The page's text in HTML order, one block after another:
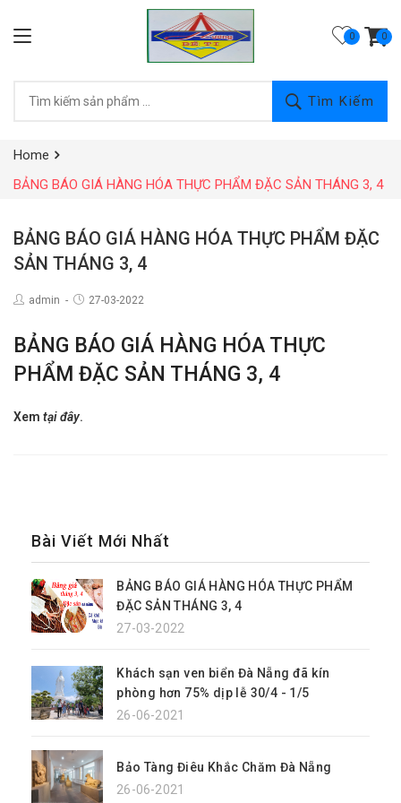
0
Tìm Kiếm
Home
BẢNG BÁO GIÁ HÀNG HÓA THỰC PHẨM ĐẶC SẢN THÁNG 3, 4
BẢNG BÁO GIÁ HÀNG HÓA THỰC PHẨM ĐẶC
SẢN THÁNG 3, 4
admin 27-03-2022
BẢNG BÁO GIÁ HÀNG HÓA THỰC
PHẨM ĐẶC SẢN THÁNG 3, 4
Xem tại đây.
Bài Viết Mới Nhất
BẢNG BÁO GIÁ HÀNG HÓA THỰC PHẨM
ĐẶC SẢN THÁNG 3, 4
27-03-2022
Khách sạn ven biển Đà Nẵng đã kín
phòng hơn 75% dịp lễ 30/4 - 1/5
26-06-2021
Bảo Tàng Điêu Khắc Chăm Đà Nẵng
26-06-2021